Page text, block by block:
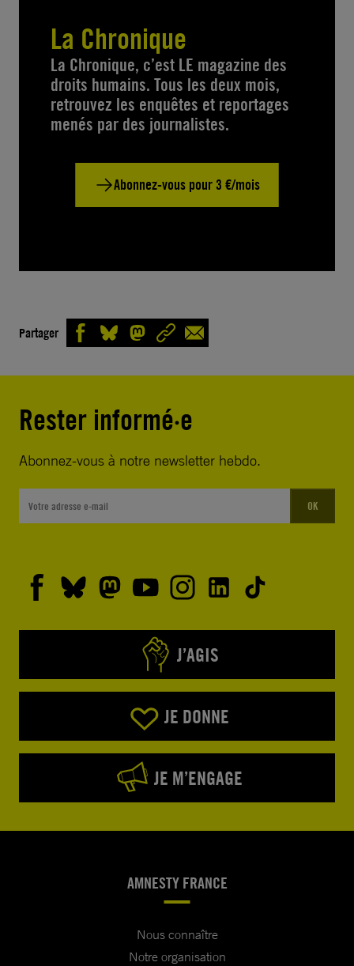
La Chronique
La Chronique, c’est LE magazine des
droits humains. Tous les deux mois,
retrouvez les enquêtes et reportages
menés par des journalistes.
Abonnez-vous pour 3 €/mois
Partager
Rester informé·e
Abonnez-vous à notre newsletter hebdo.
OK
J’AGIS
JE DONNE
JE M’ENGAGE
AMNESTY FRANCE
Nous connaître
Notre organisation